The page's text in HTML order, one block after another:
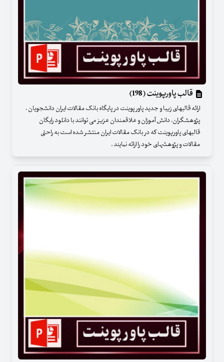
قالب پاورپوینت (198)
ارائه قالبهای زیبا و جدید پاور پوینت در پایگاه بانک مقالات ایران دانشجویان ،
پژوهشگران، دانش آموزان و علاقمندان عزیز می توانند با دانلود رایگان
قالبهای پاورپوینت که در بانک مقالات ایران منتشر شده است به راحتی
مقالات و پژوهشهای خود را ارائه نمایند .